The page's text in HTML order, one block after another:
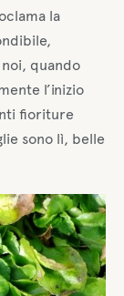
la
quando
l’inizio
fioriture
sono lì, belle